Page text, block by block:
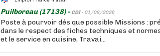
Puilboreau (17138) - CDI - 01/08/2026
Poste à pourvoir dés que possible Missions :
dans le respect des fiches techniques et
et le service en cuisine, Travai...